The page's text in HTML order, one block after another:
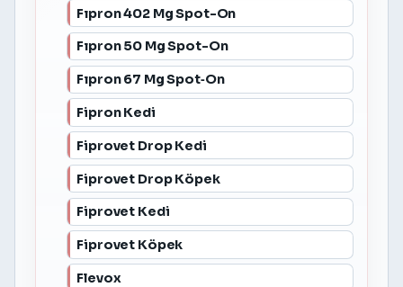
Fıpron 402 Mg Spot-On
Fıpron 50 Mg Spot-On
Fıpron 67 Mg Spot‐On
Fipron Kedi
Fiprovet Drop Kedi
Fiprovet Drop Köpek
Fiprovet Kedi
Fiprovet Köpek
Flevox